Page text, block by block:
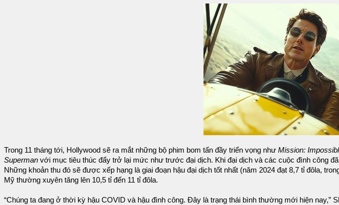
Trong 11 tháng tới, Hollywood sẽ ra mắt những bộ phim bom tấn đầy triển vọng như Mission:
Superman với mục tiêu thúc đẩy trở lại mức như trước đại dịch. Khi đại dịch và các cuộc đình công
Những khoản thu đó sẽ được xếp hạng là giai đoạn hậu đại dịch tốt nhất (năm 2024 đạt 8,7 tỉ đôla,
Mỹ thường xuyên tăng lên 10,5 tỉ đến 11 tỉ đôla.
“Chúng ta đang ở thời kỳ hậu COVID và hậu đình công. Đây là trạng thái bình thường mới hiện nay,”